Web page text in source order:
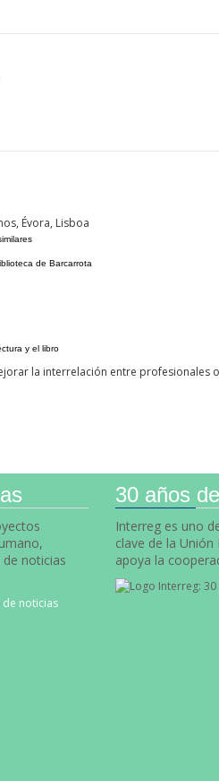
Évora, Lisboa
de Barcarrota
y el libro
la interrelación entre profesionales
noticias
30 años
Interreg es uno
clave de la Unión
apoya la